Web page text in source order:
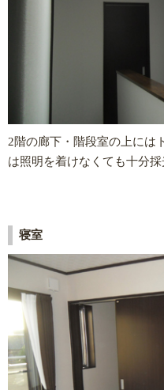
2階の廊下・階段室の上には
は照明を着けなくても十分採
寝室